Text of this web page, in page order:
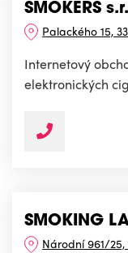
SMOKERS
Palackého 15,
Internetový
elektronických
SMOKING
Národní 961/25,